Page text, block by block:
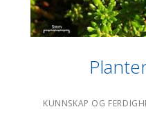
KUNNSKAP OG